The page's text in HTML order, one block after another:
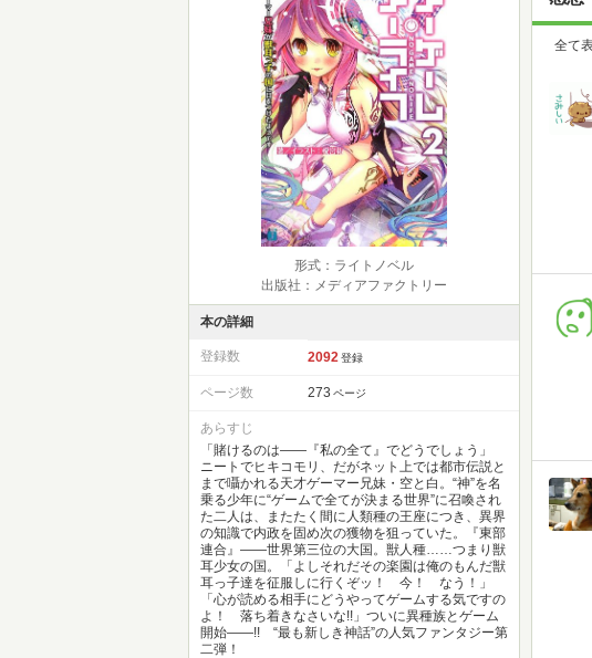
形式：ライトノベル
出版社：メディアファクトリー
本の詳細
登録数 2092 登録
ページ数 273 ページ
あらすじ
「賭けるのは――『私の全て』でどうでしょう」
ニートでヒキコモリ、だがネット上では都市伝説と
まで囁かれる天才ゲーマー兄妹・空と白。“神”を名
乗る少年に“ゲームで全てが決まる世界”に召喚され
た二人は、またたく間に人類種の王座につき、異界
の知識で内政を固め次の獲物を狙っていた。『東部
連合』――世界第三位の大国。獣人種……つまり獣
耳少女の国。「よしそれだその楽園は俺のもんだ獣
耳っ子達を征服しに行くぞッ！ 今！ なう！」
「心が読める相手にどうやってゲームする気ですの
よ！ 落ち着きなさいな!!」ついに異種族とゲーム
開始――!! “最も新しき神話”の人気ファンタジー第
二弾！
全て